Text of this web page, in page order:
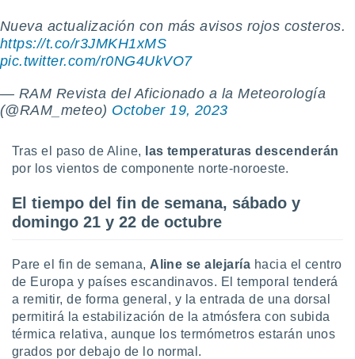
Nueva actualización con más avisos rojos costeros.
https://t.co/r3JMKH1xMS
pic.twitter.com/r0NG4UkVO7
— RAM Revista del Aficionado a la Meteorología
(@RAM_meteo) October 19, 2023
Tras el paso de Aline,
las temperaturas descenderán
por los vientos de componente norte-noroeste.
El tiempo del fin de semana, sábado y
domingo 21 y 22 de octubre
Pare el fin de semana, Aline se alejaría hacia el centro
de Europa y países escandinavos. El temporal tenderá
a remitir, de forma general, y la entrada de una dorsal
permitirá la estabilización de la atmósfera con subida
térmica relativa, aunque los termómetros estarán unos
grados por debajo de lo normal.